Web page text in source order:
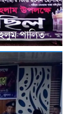
পালিত